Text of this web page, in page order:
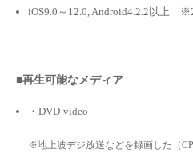
iOS9.0～12.0, Android4.2.2以上
■再生可能なメディア
・DVD-video
※地上波デジ放送などを録画した（